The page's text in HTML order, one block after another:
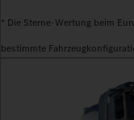
* Die Sterne-Wertung beim
bestimmte